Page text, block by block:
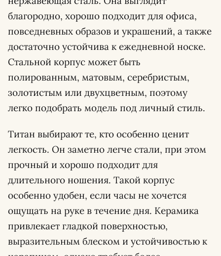
благородно, хорошо подходит для офиса,
повседневных образов и украшений, а также
достаточно устойчива к ежедневной носке.
Стальной корпус может быть
полированным, матовым, серебристым,
золотистым или двухцветным, поэтому
легко подобрать модель под личный стиль.
Титан выбирают те, кто особенно ценит
легкость. Он заметно легче стали, при этом
прочный и хорошо подходит для
длительного ношения. Такой корпус
особенно удобен, если часы не хочется
ощущать на руке в течение дня. Керамика
привлекает гладкой поверхностью,
выразительным блеском и устойчивостью к